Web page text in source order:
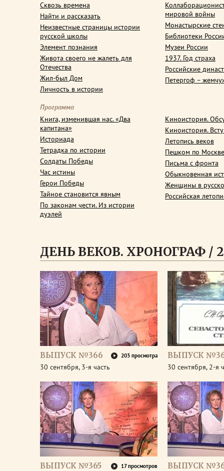
Сквозь времена
Найти и рассказать
Неизвестные страницы истории
русской школы
Элемент познания
Живота своего не жалеть для
Отечества
Жил-был Дом
Личность в истории
мировой войны
Монастырские
Библиотеки
Музеи России
1937. Год страха
Российские
Петергоф –
Программа
Книга, изменившая нас. «Два
капитана»
Историада
Тетрадка по истории
Солдаты Победы
Час истины
Герои Победы
Тайное становится явным
По законам чести. Из истории
дуэлей
Киноистория.
Киноистория.
Летопись веков
Пешком по Москве
Письма с фронта
Обыкновенная
Женщины в
Российская
ДЕНЬ ВЕКОВ. ХРОНОГРАФ /
ВЫПУСК №366 203 просмотра
30 сентября, 3-я часть
ВЫПУСК
30 сентября, 2-я
ВЫПУСК №365 17 просмотров ВЫПУСК